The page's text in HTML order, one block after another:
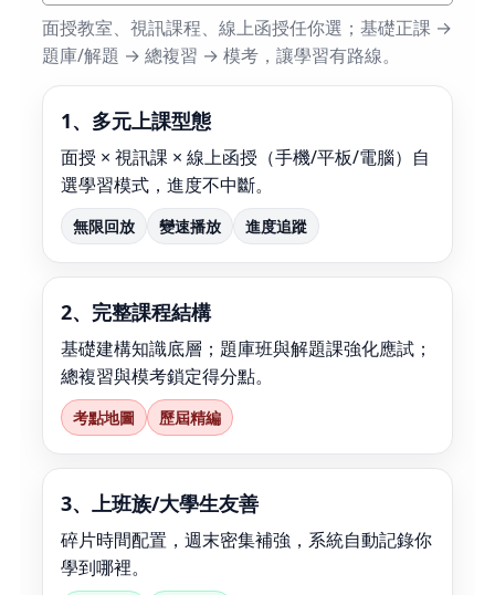
面授教室、視訊課程、線上函授任你選；基礎正課 →
題庫/解題 → 總複習 → 模考，讓學習有路線。
1、多元上課型態
面授 × 視訊課 × 線上函授（手機/平板/電腦）自
選學習模式，進度不中斷。
無限回放 變速播放 進度追蹤
2、完整課程結構
基礎建構知識底層；題庫班與解題課強化應試；
總複習與模考鎖定得分點。
考點地圖 歷屆精編
3、上班族/大學生友善
碎片時間配置，週末密集補強，系統自動記錄你
學到哪裡。